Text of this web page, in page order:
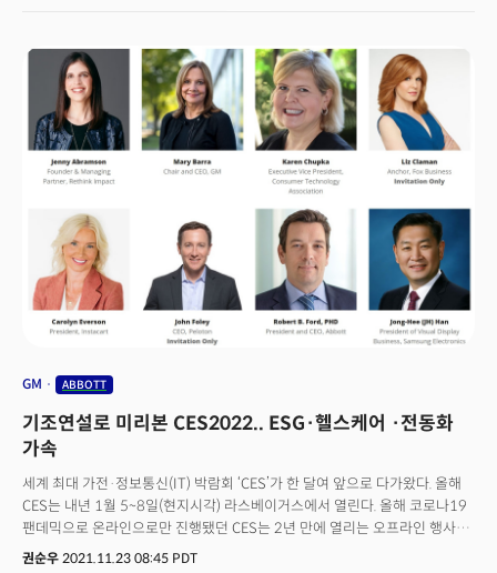
계속 사용할 것으로 조사됐다.또 미국 가정의 25%는 현재 공기 청정기를
소유하고 있으며, 23%는 스마트폰과 연결된 건강 모니터링 장치를 보유하고
있었다. 설문에 응한 19%는 스포츠 또는 피트니스 장비를 보유하고 있다고
답했다. 이는 2020년 대비 7% 증가한 수치다.이런 트렌드 변화는
CES2022에 그대로 반영됐다. CES2022 기조연설자로 글로벌 헬스케어
기업 애보트(Abbott)의 로버트 B. 포드 회장이 이름을 올린 거시 대표적. CES
역사상 헬스케어 기업이 기조연설 메인 무대에 서는 것은 처음이다. 헬스케어
자사의 과학자, 엔지니어, 발명가, 그리고 파트너로 구성된 전문가들과 함께
의료 분야 기술 혁명과, 사람들의 건강에 미친 영향, 그리고 이를 적용하기
위한 방안 등을 논의한다. 애보트는 CES2022의 모든 참석자들에게Abbott
BinaxNOW COVID-19 자가 테스트 키트를 제공할 예정이다. CES2022에는
오미크론 확산 속에서도 100여 개 헬스케어 기업들이 참가를 확정했다. 의료
기술 분야의 리더들이 코로나19 솔루션에서부터 디지털 치료법, 원격
솔루션을 소개한다.
GM ABBOTT
기조연설로 미리본 CES2022.. ESG·헬스케어 ·전동화
가속
세계 최대 가전·정보통신(IT) 박람회 ‘CES’가 한 달여 앞으로 다가왔다. 올해
CES는 내년 1월 5~8일(현지시각) 라스베이거스에서 열린다. 올해 코로나19
팬데믹으로 온라인으로만 진행됐던 CES는 2년 만에 열리는 오프라인 행사로,
팬데믹 이후 바뀐 빅테크, IT 전자 등 다양한 분야의 혁신과 변화를 엿볼 수
권순우 2021.11.23 08:45 PDT